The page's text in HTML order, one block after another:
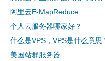
阿里云E-MapReduce
个人云服务器哪家好？
什么是VPS，VPS是什么意思
美国站群服务器